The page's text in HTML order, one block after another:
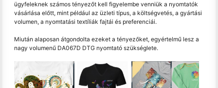
ügyfeleknek számos tényezőt kell figyelembe venniük a nyomtatók
vásárlása előtt, mint például az üzleti típus, a költségvetés, a gyártási
volumen, a nyomtatási textíliák fajtái és preferenciái.
Miután alaposan átgondolta ezeket a tényezőket, egyértelmű lesz a
nagy volumenű DA067D DTG nyomtató szükséglete.